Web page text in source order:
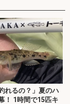
れるの？」夏のハ
！ 1時間で15匹キ